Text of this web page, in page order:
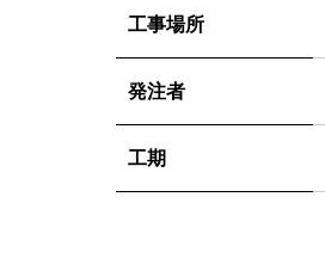
工事場所
発注者
工期